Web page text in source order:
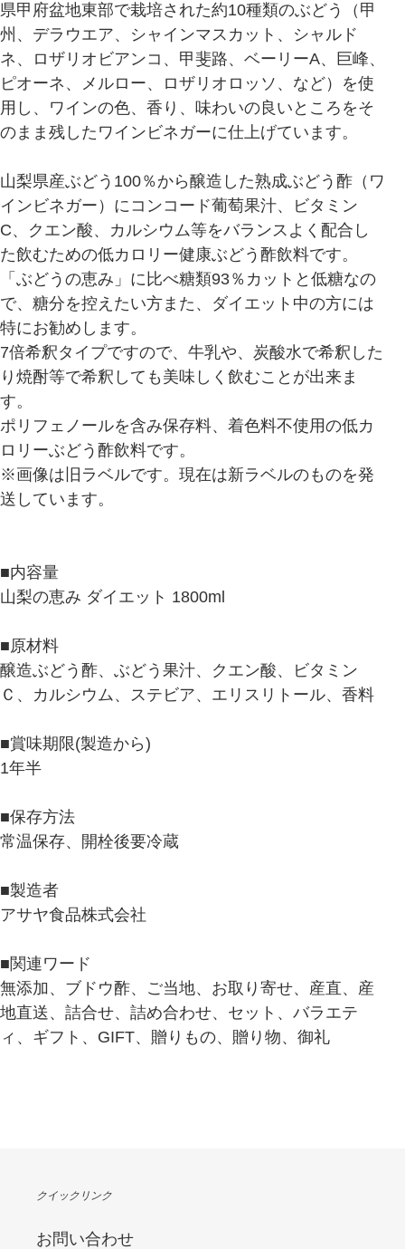
県甲府盆地東部で栽培された約10種類のぶどう（甲
州、デラウエア、シャインマスカット、シャルド
ネ、ロザリオビアンコ、甲斐路、ベーリーA、巨峰、
ピオーネ、メルロー、ロザリオロッソ、など）を使
用し、ワインの色、香り、味わいの良いところをそ
のまま残したワインビネガーに仕上げています。
山梨県産ぶどう100％から醸造した熟成ぶどう酢（ワ
インビネガー）にコンコード葡萄果汁、ビタミン
C、クエン酸、カルシウム等をバランスよく配合し
た飲むための低カロリー健康ぶどう酢飲料です。
「ぶどうの恵み」に比べ糖類93％カットと低糖なの
で、糖分を控えたい方また、ダイエット中の方には
特にお勧めします。
7倍希釈タイプですので、牛乳や、炭酸水で希釈した
り焼酎等で希釈しても美味しく飲むことが出来ま
す。
ポリフェノールを含み保存料、着色料不使用の低カ
ロリーぶどう酢飲料です。
※画像は旧ラベルです。現在は新ラベルのものを発
送しています。
■内容量
山梨の恵み ダイエット 1800ml
■原材料
醸造ぶどう酢、ぶどう果汁、クエン酸、ビタミン
Ｃ、カルシウム、ステビア、エリスリトール、香料
■賞味期限(製造から)
1年半
■保存方法
常温保存、開栓後要冷蔵
■製造者
アサヤ食品株式会社
■関連ワード
無添加、ブドウ酢、ご当地、お取り寄せ、産直、産
地直送、詰合せ、詰め合わせ、セット、バラエテ
ィ、ギフト、GIFT、贈りもの、贈り物、御礼
クイックリンク
お問い合わせ